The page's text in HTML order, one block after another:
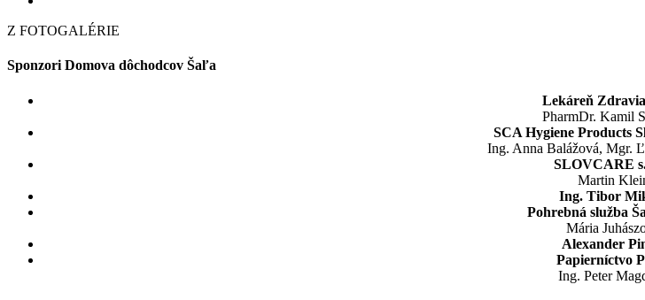
Z FOTOGALÉRIE
Sponzori Domova dôchodcov Šaľa
Lekáreň
PharmDr. Kamil
SCA Hygiene Products
Ing. Anna Balážová, Mgr.
SLOVCARE
Martin
Ing. Tibor
Pohrebná služba
Mária
Alexander
Papierníctvo
Ing. Peter